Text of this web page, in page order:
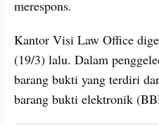
merespons.
Kantor Visi Law Office
(19/3) lalu. Dalam
barang bukti yang terdiri
barang bukti elektronik